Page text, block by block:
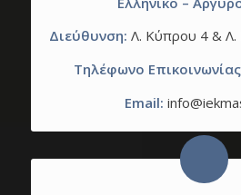
Διεύθυνση: Λ. Κύπρου 4 & Λ.
Τηλέφωνο
Email: